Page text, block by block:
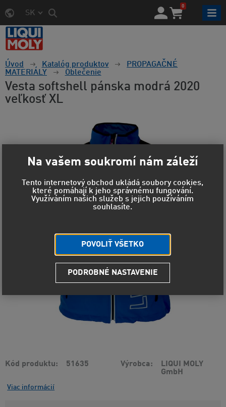
SK
0
Úvod Katalóg produktov
PROPAGAČNÉ
MATERIÁLY
Oblečenie
Vesta softshell pánska modrá 2020
veľkosť XL
Kód produktu 51635 Výrobca
LIQUI MOLY
GmbH
Viac informácií
Na vašem soukromí nám záleží
Tento internetový obchod ukládá soubory cookies,
které pomáhají k jeho správnému fungování.
Využíváním našich služeb s jejich používáním
souhlasíte.
POVOLIŤ VŠETKO
PODROBNÉ NASTAVENIE